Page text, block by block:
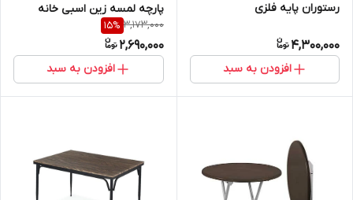
رستوران پایه فلزی
4,300,000
افزودن به سبد
پارچه لمسه زین اسبی خانه
آشپزخانه رستوران کافه فضای باز
3,173,000
15%
2,690,000
افزودن به سبد